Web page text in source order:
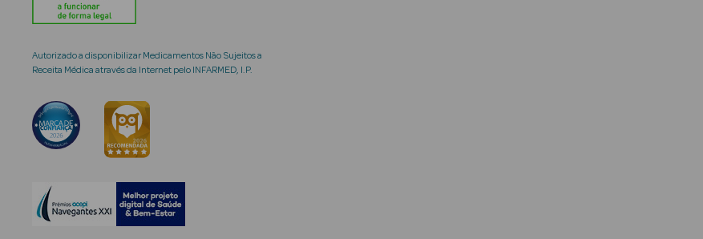
Autorizado a disponibilizar Medicamentos Não Sujeitos a
Receita Médica através da Internet pelo INFARMED, I.P.